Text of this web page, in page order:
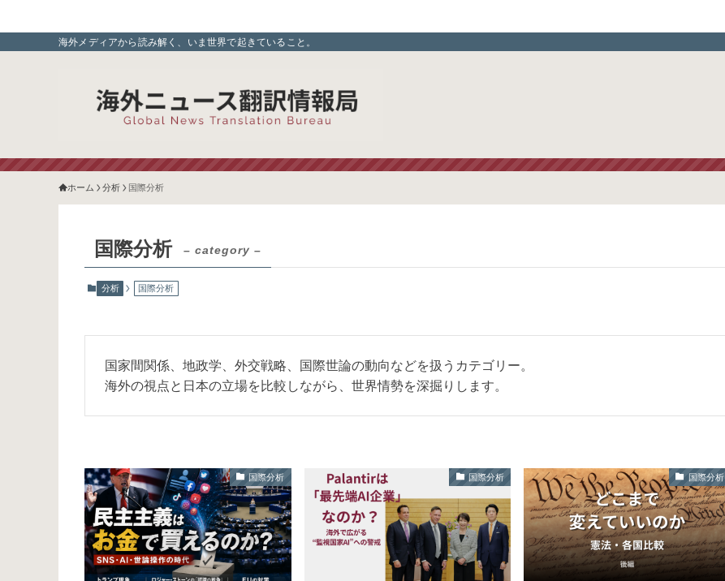
海外メディアから読み解く、いま世界で起きていること。
ホーム 分析 国際分析
国際分析 – category –
分析 国際分析
国家間関係、地政学、外交戦略、国際世論の動向などを扱うカテゴリー。
海外の視点と日本の立場を比較しながら、世界情勢を深掘りします。
国際分析 国際分析 国際分析